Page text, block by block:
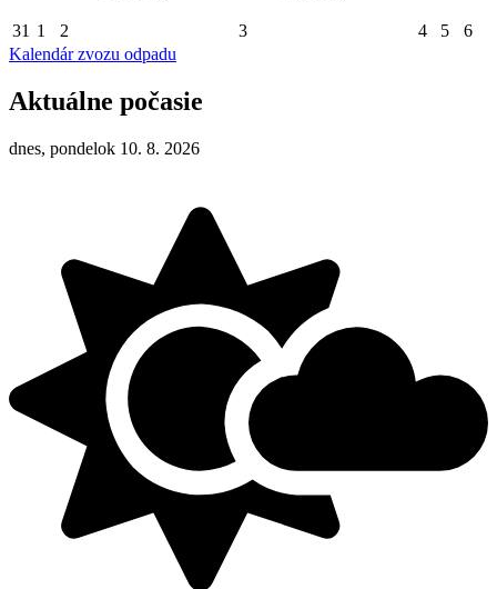
31 1 2 3 4 5
6
Kalendár zvozu odpadu
Aktuálne počasie
dnes, pondelok 10. 8. 2026